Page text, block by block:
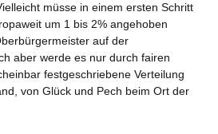
müsse in einem ersten Schritt
um 1 bis 2% angehoben
auf der
aber werde es nur durch fairen
festgeschriebene Verteilung
von Glück und Pech beim Ort der